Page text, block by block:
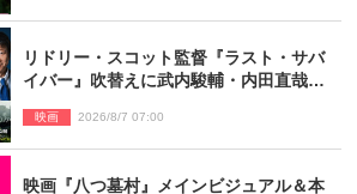
リドリー・スコット監督『ラスト・サバ
イバー』吹替えに武内駿輔・内田直哉・
結！
映画 2026/8/7 07:00
映画『八つ墓村』メインビジュアル＆本